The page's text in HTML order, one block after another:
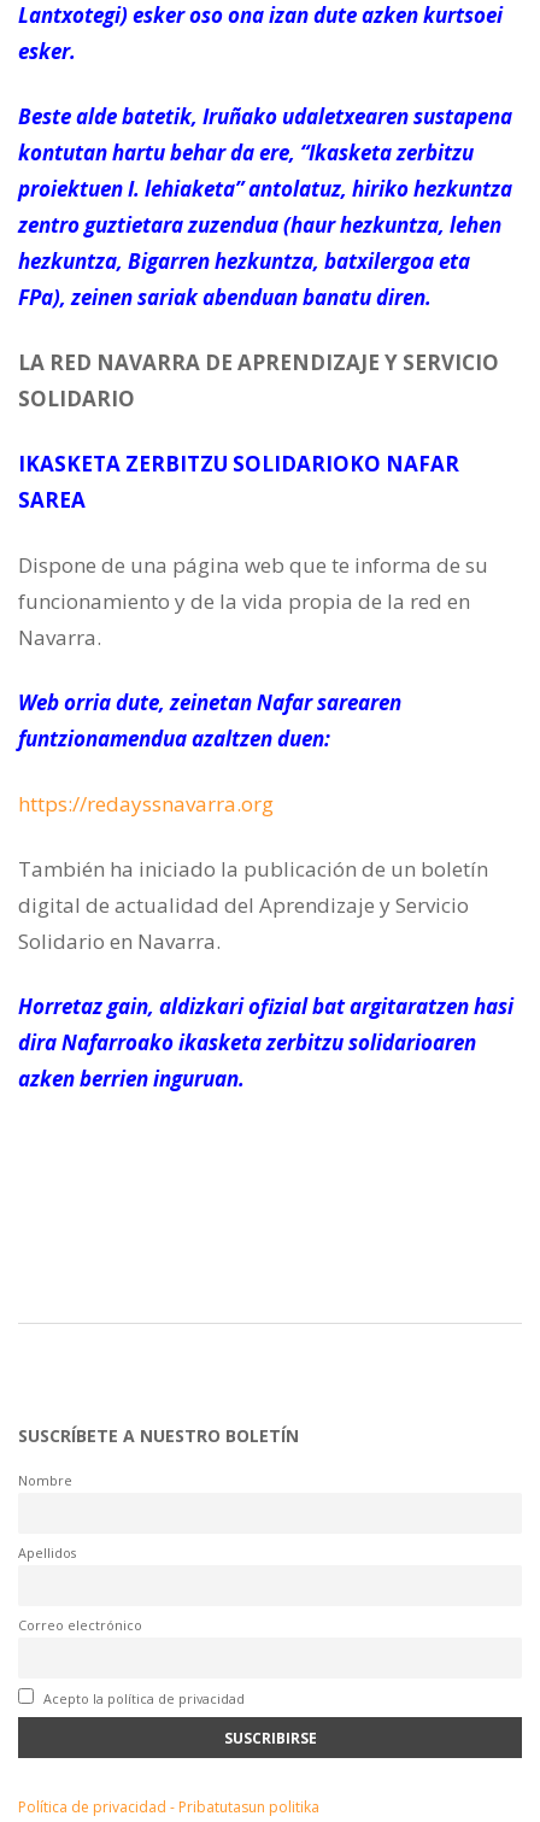
Lantxotegi) esker oso ona izan dute azken kurtsoei
esker.
Beste alde batetik, Iruñako udaletxearen sustapena
kontutan hartu behar da ere, “Ikasketa zerbitzu
proiektuen I. lehiaketa” antolatuz, hiriko hezkuntza
zentro guztietara zuzendua (haur hezkuntza, lehen
hezkuntza, Bigarren hezkuntza, batxilergoa eta
FPa), zeinen sariak abenduan banatu diren.
LA RED NAVARRA DE APRENDIZAJE Y SERVICIO
SOLIDARIO
IKASKETA ZERBITZU SOLIDARIOKO NAFAR
SAREA
Dispone de una página web que te informa de su
funcionamiento y de la vida propia de la red en
Navarra.
Web orria dute, zeinetan Nafar sarearen
funtzionamendua azaltzen duen:
https://redayssnavarra.org
También ha iniciado la publicación de un boletín
digital de actualidad del Aprendizaje y Servicio
Solidario en Navarra.
Horretaz gain, aldizkari ofizial bat argitaratzen hasi
dira Nafarroako ikasketa zerbitzu solidarioaren
azken berrien inguruan.
SUSCRÍBETE A NUESTRO BOLETÍN
Nombre
Apellidos
Correo electrónico
Acepto la política de privacidad
Política de privacidad - Pribatutasun politika